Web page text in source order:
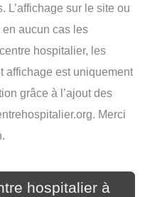
L’affichage sur le site ou
aucun cas les
hospitalier, les
est uniquement
grâce à l’ajout des
Merci
hospitalier à